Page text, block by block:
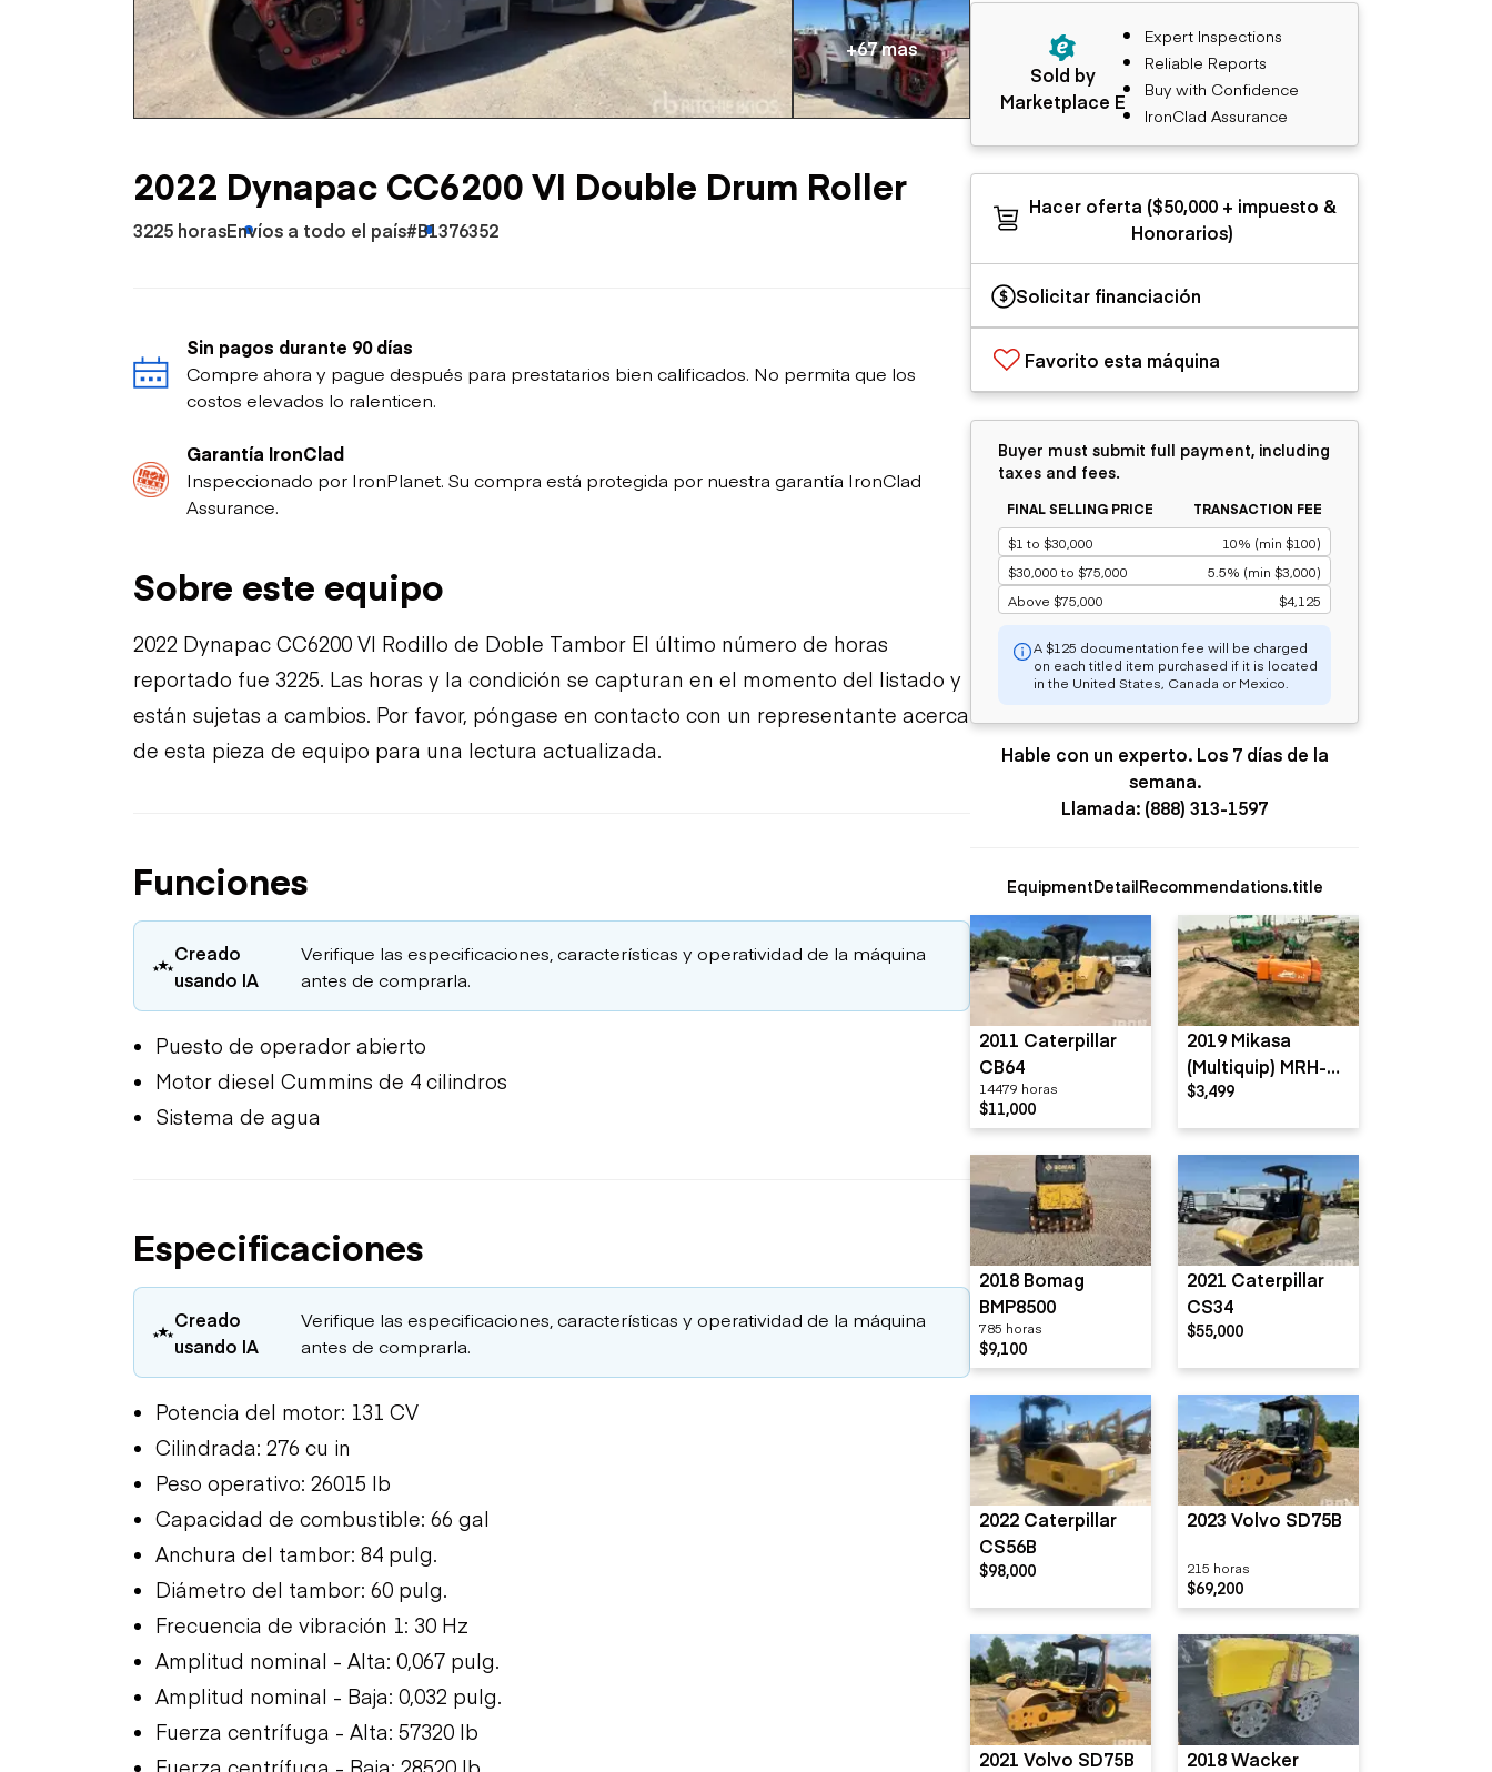
Petróleo y gas
Excavadoras
Motoniveladoras
Minicargadoras
Omitir cargadores
Raspadores
Trailers
Remolques volcados
Remolques de
plataforma
Remolques de troncos
+67 mas
2022 Dynapac CC6200 VI Double Drum Roller
3225 horasEnvíos a todo el país#B1376352
Sin pagos durante 90 días
Compre ahora y pague después para prestatarios bien calificados. No permita que los
costos elevados lo ralenticen.
Garantía IronClad
Inspeccionado por IronPlanet. Su compra está protegida por nuestra garantía IronClad
Assurance.
Sobre este equipo
2022 Dynapac CC6200 VI Rodillo de Doble Tambor El último número de horas
reportado fue 3225. Las horas y la condición se capturan en el momento del listado y
están sujetas a cambios. Por favor, póngase en contacto con un representante acerca
de esta pieza de equipo para una lectura actualizada.
Funciones
Creado
usando IA
Verifique las especificaciones, características y operatividad de la máquina
antes de comprarla.
Puesto de operador abierto
Motor diesel Cummins de 4 cilindros
Sistema de agua
Especificaciones
Creado
usando IA
Verifique las especificaciones, características y operatividad de la máquina
antes de comprarla.
Potencia del motor: 131 CV
Cilindrada: 276 cu in
Peso operativo: 26015 lb
Capacidad de combustible: 66 gal
Anchura del tambor: 84 pulg.
Diámetro del tambor: 60 pulg.
Frecuencia de vibración 1: 30 Hz
Amplitud nominal - Alta: 0,067 pulg.
Amplitud nominal - Baja: 0,032 pulg.
Fuerza centrífuga - Alta: 57320 lb
Sold by
Marketplace E
Expert Inspections
Reliable Reports
Buy with Confidence
IronClad Assurance
Hacer oferta ($50,000 + impuesto &
Honorarios)
Solicitar financiación
Favorito esta máquina
Buyer must submit full payment, including
taxes and fees.
FINAL SELLING PRICE
TRANSACTION FEE
$1 to $30,000
10% (min $100)
$30,000 to $75,000
5.5% (min $3,000)
Above $75,000
$4,125
A $125 documentation fee will be charged
on each titled item purchased if it is located
in the United States, Canada or Mexico.
Hable con un experto. Los 7 días de la
semana.
Llamada: (888) 313-1597
EquipmentDetailRecommendations.title
2011 Caterpillar
CB64
14479 horas
$11,000
2019 Mikasa
(Multiquip) MRH-
800GS
$3,499
2018 Bomag
BMP8500
785 horas
$9,100
2021 Caterpillar
CS34
$55,000
2022 Caterpillar
CS56B
$98,000
2023 Volvo SD75B
215 horas
$69,200
2021 Volvo SD75B
2018 Wacker